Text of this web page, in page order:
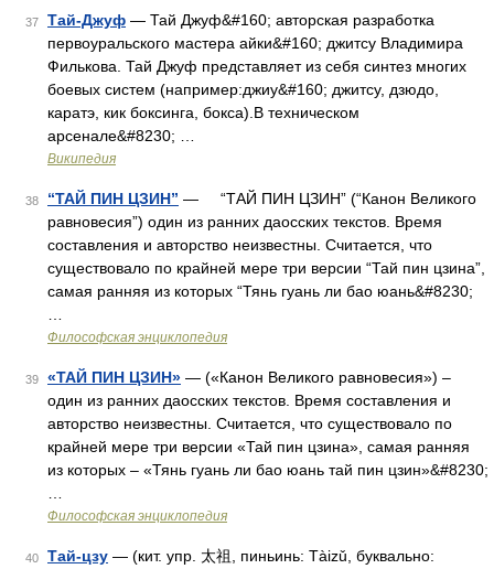
37 Тай-Джуф — Тай Джуф&#160; авторская разработка
первоуральского мастера айки&#160; джитсу Владимира
Филькова. Тай Джуф представляет из себя синтез многих
боевых систем (например:джиу&#160; джитсу, дзюдо,
каратэ, кик боксинга, бокса).В техническом
арсенале&#8230; …
Википедия
38 “ТАЙ ПИН ЦЗИН” — “ТАЙ ПИН ЦЗИН” (“Канон Великого
равновесия”) один из ранних даосских текстов. Время
составления и авторство неизвестны. Считается, что
существовало по крайней мере три версии “Тай пин цзина”,
самая ранняя из которых “Тянь гуань ли бао юань&#8230;
Философская энциклопедия
39 «ТАЙ ПИН ЦЗИН» — («Канон Великого равновесия») –
один из ранних даосских текстов. Время составления и
авторство неизвестны. Считается, что существовало по
крайней мере три версии «Тай пин цзина», самая ранняя
из которых – «Тянь гуань ли бао юань тай пин цзин»&#8230;
Философская энциклопедия
40 Тай-цзу — (кит. упр. 太祖, пиньинь: Tàizǔ, буквально: